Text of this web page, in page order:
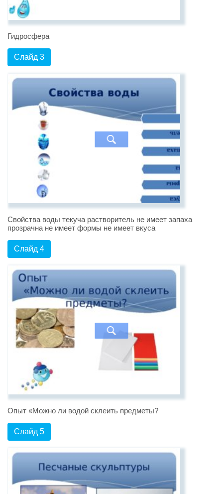
Гидросфера
Слайд 3
Свойства воды текуча растворитель не имеет запаха
прозрачна не имеет формы не имеет вкуса
Слайд 4
Опыт «Можно ли водой склеить предметы?
Слайд 5